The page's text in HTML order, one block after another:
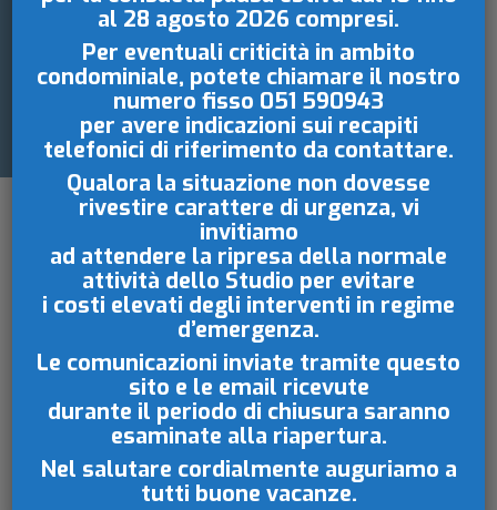
IL CONDOMINIO
E LA PRIVACY
Allegati
Vademecum - Il condominio e la
privacy - versione pagina singola
al 28 agosto 2026 compresi.
Per eventuali criticità in ambito
condominiale, potete chiamare il nostro
numero fisso 051 590943
per avere indicazioni sui recapiti
telefonici di riferimento da contattare.
Qualora la situazione non dovesse
rivestire carattere di urgenza, vi
invitiamo
ad attendere la ripresa della normale
attività dello Studio per evitare
i costi elevati degli interventi in regime
d’emergenza.
Le comunicazioni inviate tramite questo
sito e le email ricevute
durante il periodo di chiusura saranno
esaminate alla riapertura.
Nel salutare cordialmente auguriamo a
tutti buone vacanze.